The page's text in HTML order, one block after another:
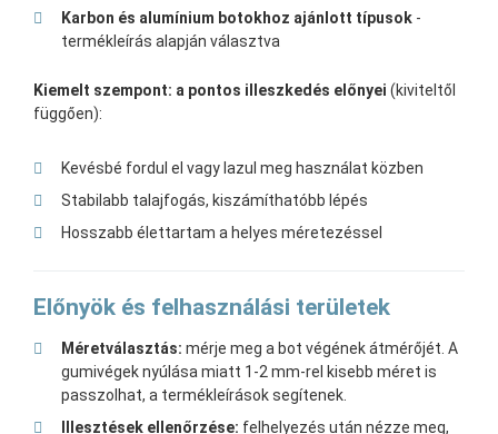
Karbon és alumínium botokhoz ajánlott típusok -
termékleírás alapján választva
Kiemelt szempont: a pontos illeszkedés előnyei (kiviteltől
függően):
Kevésbé fordul el vagy lazul meg használat közben
Stabilabb talajfogás, kiszámíthatóbb lépés
Hosszabb élettartam a helyes méretezéssel
Előnyök és felhasználási területek
Méretválasztás: mérje meg a bot végének átmérőjét. A
gumivégek nyúlása miatt 1-2 mm-rel kisebb méret is
passzolhat, a termékleírások segítenek.
Illesztések ellenőrzése: felhelyezés után nézze meg,